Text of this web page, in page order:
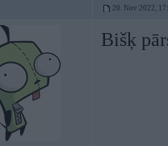
20. Nov 2022,
Bišķ